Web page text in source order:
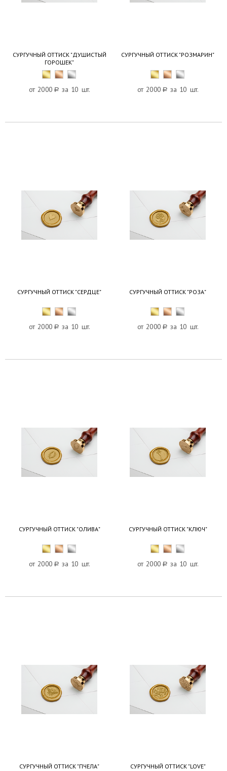
СУРГУЧНЫЙ ОТТИСК "ДУШИСТЫЙ
ГОРОШЕК"
от 2000 a за 10 шт.
СУРГУЧНЫЙ ОТТИСК "РОЗМАРИН"
от 2000 a за 10 шт.
СУРГУЧНЫЙ ОТТИСК "СЕРДЦЕ"
от 2000 a за 10 шт.
СУРГУЧНЫЙ ОТТИСК "РОЗА"
от 2000 a за 10 шт.
СУРГУЧНЫЙ ОТТИСК "ОЛИВА"
от 2000 a за 10 шт.
СУРГУЧНЫЙ ОТТИСК "КЛЮЧ"
от 2000 a за 10 шт.
СУРГУЧНЫЙ ОТТИСК "ПЧЕЛА" СУРГУЧНЫЙ ОТТИСК "LOVE"